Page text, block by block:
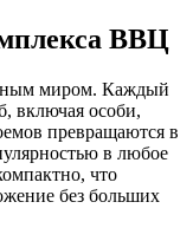
ВВЦ
миром. Каждый
включая особи,
превращаются в
в любое
что
без больших